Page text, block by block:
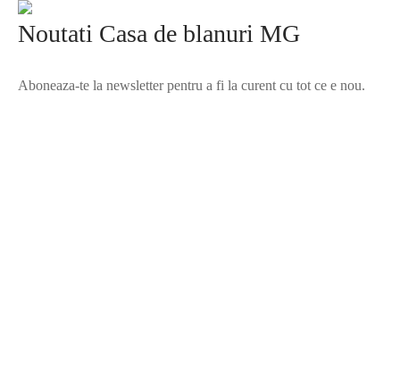
Noutati Casa de blanuri MG
Aboneaza-te la newsletter pentru a fi la curent cu tot ce e nou.